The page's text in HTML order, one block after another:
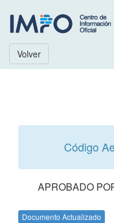
Volver
Código
APROBADO
Documento Actualizado